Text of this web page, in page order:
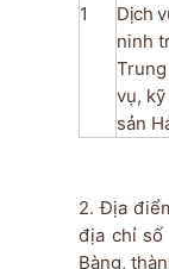
1 Dịch
ninh
vụ,
sản
2. Địa
địa chỉ số
Bàng,